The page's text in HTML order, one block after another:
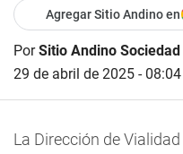
Agregar Sitio Andino en
PorSitio Andino Sociedad
29 de abril de 2025 - 08:04
La Dirección de